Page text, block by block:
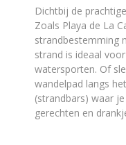
Dichtbij de
Zoals Playa de La
strandbestemming
strand is ideaal
watersporten. Of
wandelpad langs
(strandbars) waar
gerechten en